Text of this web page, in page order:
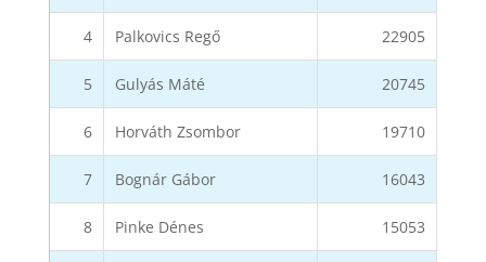
4 Palkovics Regő 22905
5 Gulyás Máté 20745
6 Horváth Zsombor 19710
7 Bognár Gábor 16043
8 Pinke Dénes 15053